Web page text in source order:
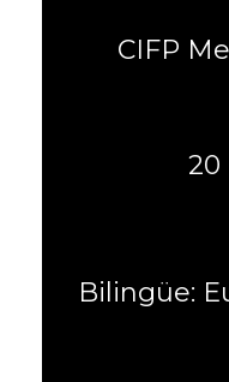
CIFP
20
Bilingüe: